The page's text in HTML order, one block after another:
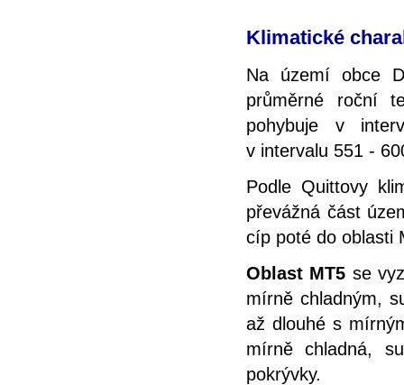
Klimatické
Na území obce
průměrné roční
pohybuje v
v intervalu 551 -
Podle Quittovy
převážná část
cíp poté do oblasti
Oblast MT5 se
mírně chladným,
až dlouhé s
mírně chladná,
pokrývky.